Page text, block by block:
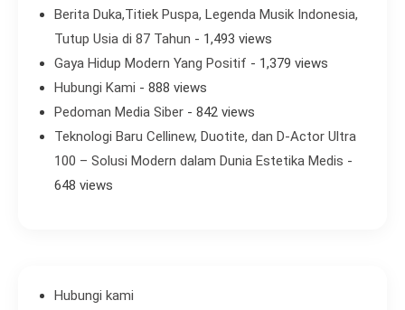
Berita Duka,Titiek Puspa, Legenda Musik Indonesia,
Tutup Usia di 87 Tahun - 1,493 views
Gaya Hidup Modern Yang Positif - 1,379 views
Hubungi Kami - 888 views
Pedoman Media Siber - 842 views
Teknologi Baru Cellinew, Duotite, dan D-Actor Ultra
100 – Solusi Modern dalam Dunia Estetika Medis -
648 views
Hubungi kami